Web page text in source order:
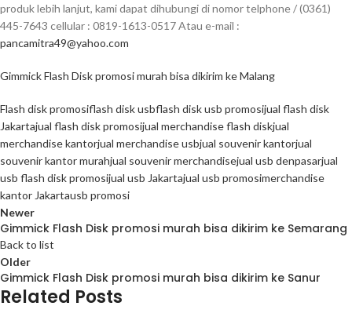
produk lebih lanjut, kami dapat dihubungi di nomor telphone / (0361)
445-7643 cellular : 0819-1613-0517 Atau e-mail :
pancamitra49@yahoo.com
Gimmick Flash Disk promosi murah bisa dikirim ke Malang
Flash disk promosiflash disk usbflash disk usb promosijual flash disk
Jakartajual flash disk promosijual merchandise flash diskjual
merchandise kantorjual merchandise usbjual souvenir kantorjual
souvenir kantor murahjual souvenir merchandisejual usb denpasarjual
usb flash disk promosijual usb Jakartajual usb promosimerchandise
kantor Jakartausb promosi
Newer
Gimmick Flash Disk promosi murah bisa dikirim ke Semarang
Back to list
Older
Gimmick Flash Disk promosi murah bisa dikirim ke Sanur
Related Posts